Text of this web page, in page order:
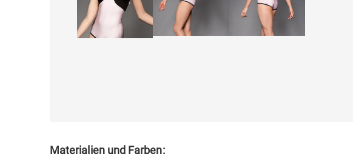
Materialien und Farben: